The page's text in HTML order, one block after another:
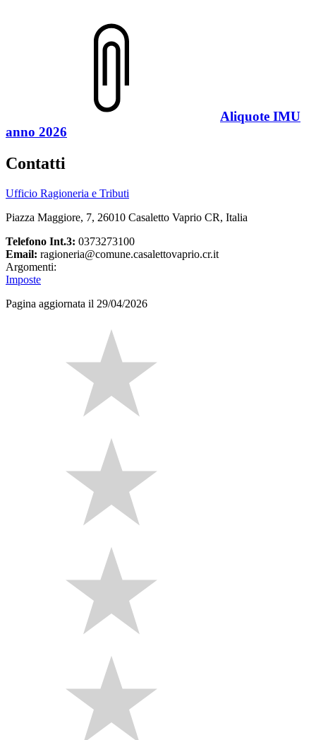
Aliquote IMU
anno 2026
Contatti
Ufficio Ragioneria e Tributi
Piazza Maggiore, 7, 26010 Casaletto Vaprio CR, Italia
Telefono Int.3: 0373273100
Email: ragioneria@comune.casalettovaprio.cr.it
Argomenti:
Imposte
Pagina aggiornata il 29/04/2026